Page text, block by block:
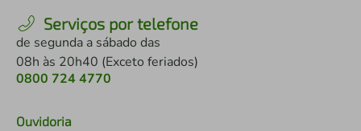
Serviços por telefone
de segunda a sábado das
08h às 20h40 (Exceto feriados)
0800 724 4770
Ouvidoria